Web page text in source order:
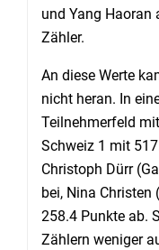
und Yang Haoran
Zähler.
An diese Werte
nicht heran. In
Teilnehmerfeld
Schweiz 1 mit
Christoph Dürr
bei, Nina Christen
258.4 Punkte ab.
Zählern weniger